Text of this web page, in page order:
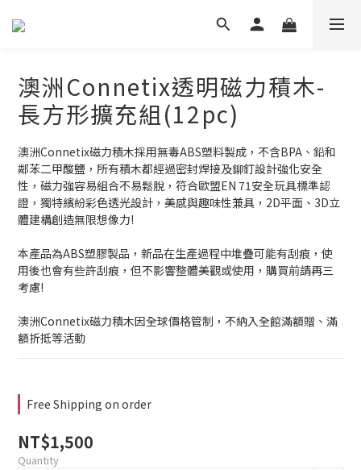
澳洲Connetix透明磁力積木-
長方形擴充組(12pc)
澳洲Connetix磁力積木採用無毒ABS塑料製成，不含BPA、鉛和
鄰苯二甲酸鹽，所有積木都經過密封焊接及鉚釘設計強化安全
性，磁力強容易組合不易鬆脫，符合歐盟EN 71安全玩具標準認
證，獨特繽紛彩色透光設計，美感與趣味性兼具，2D平面、3D立
體建構創造無限想像力!
本產品為ABS塑膠製品，新品在生產過程中堆疊可能有刮痕，使
用後也會有些許刮痕，但不影響整體美觀或使用，購買前請再三
考慮!
澳洲Connetix磁力積木因全球價格管制，不納入全館滿額贈、滿
額折抵等活動
Free Shipping on order
NT$1,500
Quantity